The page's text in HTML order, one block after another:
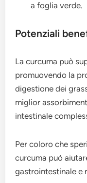
a foglia verde.
Potenziali
La curcuma può
promuovendo la
digestione dei
miglior
intestinale
Per coloro che
curcuma può
gastrointestinale e